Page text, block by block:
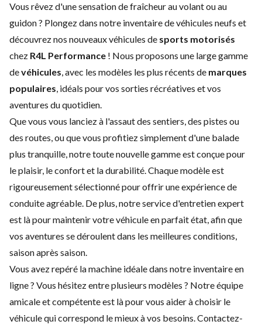
Vous rêvez d'une sensation de fraîcheur au volant ou au
guidon ? Plongez dans notre inventaire de véhicules neufs et
découvrez nos nouveaux véhicules de sports motorisés
chez R4L Performance ! Nous proposons une large gamme
devéhicules, avec les modèles les plus récents de marques
populaires, idéals pour vos sorties récréatives et vos
aventures du quotidien.
Que vous vous lanciez à l'assaut des sentiers, des pistes ou
des routes, ou que vous profitiez simplement d'une balade
plus tranquille, notre toute nouvelle gamme est conçue pour
le plaisir, le confort et la durabilité. Chaque modèle est
rigoureusement sélectionné pour offrir une expérience de
conduite agréable. De plus, notre service d'entretien expert
est là pour maintenir votre véhicule en parfait état, afin que
vos aventures se déroulent dans les meilleures conditions,
saison après saison.
Vous avez repéré la machine idéale dans notre inventaire en
ligne ? Vous hésitez entre plusieurs modèles ? Notre équipe
amicale et compétente est là pour vous aider à choisir le
véhicule qui correspond le mieux à vos besoins.Contactez-